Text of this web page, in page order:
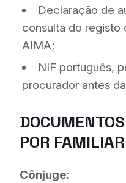
Declaração de
consulta do registo
AIMA;
NIF português,
procurador antes
POR FAMILIAR
Cônjuge: